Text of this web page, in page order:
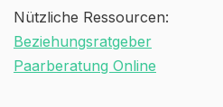
Nützliche Ressourcen:
Beziehungsratgeber
Paarberatung Online